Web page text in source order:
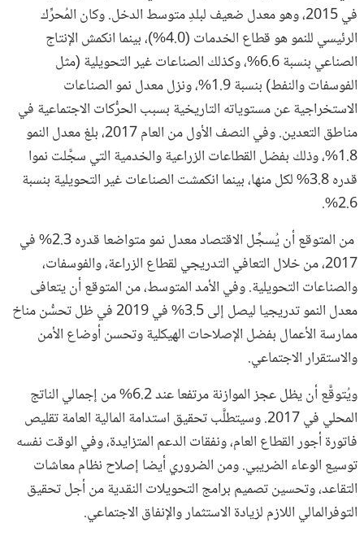
في 2015، وهو معدل ضعيف لبلدِ متوسط الدخل. وكان المُحرِّك
الرئيسي للنمو هو قطاع الخدمات (4.0%)، بينما انكمش الإنتاج
الصناعي بنسبة 6.6%، وكذلك الصناعات غير التحويلية (مثل
الفوسفات والنفط) بنسبة 1.9%، ونزل معدل نمو الصناعات
الاستخراجية عن مستوياته التاريخية بسبب الحرُّكات الاجتماعية في
مناطق التعدين. وفي النصف الأول من العام 2017، بلغ معدل النمو
1.8%، وذلك بفضل القطاعات الزراعية والخدمية التي سجَّلت نموا
قدره 3.8% لكل منها، بينما انكمشت الصناعات غير التحويلية بنسبة
2.6%.
من المتوقع أن يُسجِّل الاقتصاد معدل نمو متواضعا قدره 2.3% في
2017، من خلال التعافي التدريجي لقطاع الزراعة، والفوسفات،
والصناعات التحويلية. وفي الأمد المتوسط، من المتوقع أن يتعافى
معدل النمو تدريجيا ليصل إلى 3.5% في 2019 في ظل تحسُّن مناخ
ممارسة الأعمال بفضل الإصلاحات الهيكلية وتحسن أوضاع الأمن
والاستقرار الاجتماعي.
ويُتوقَّع أن يظل عجز الموازنة مرتفعا عند 6.2% من إجمالي الناتج
المحلي في 2017. وسيتطلَّب تحقيق استدامة المالية العامة تقليص
فاتورة أجور القطاع العام، ونفقات الدعم المتزايدة، وفي الوقت نفسه
توسيع الوعاء الضريبي. ومن الضروري أيضا إصلاح نظام معاشات
التقاعد، وتحسين تصميم برامج التحويلات النقدية من أجل تحقيق
التوفرالمالي اللازم لزيادة الاستثمار والإنفاق الاجتماعي.